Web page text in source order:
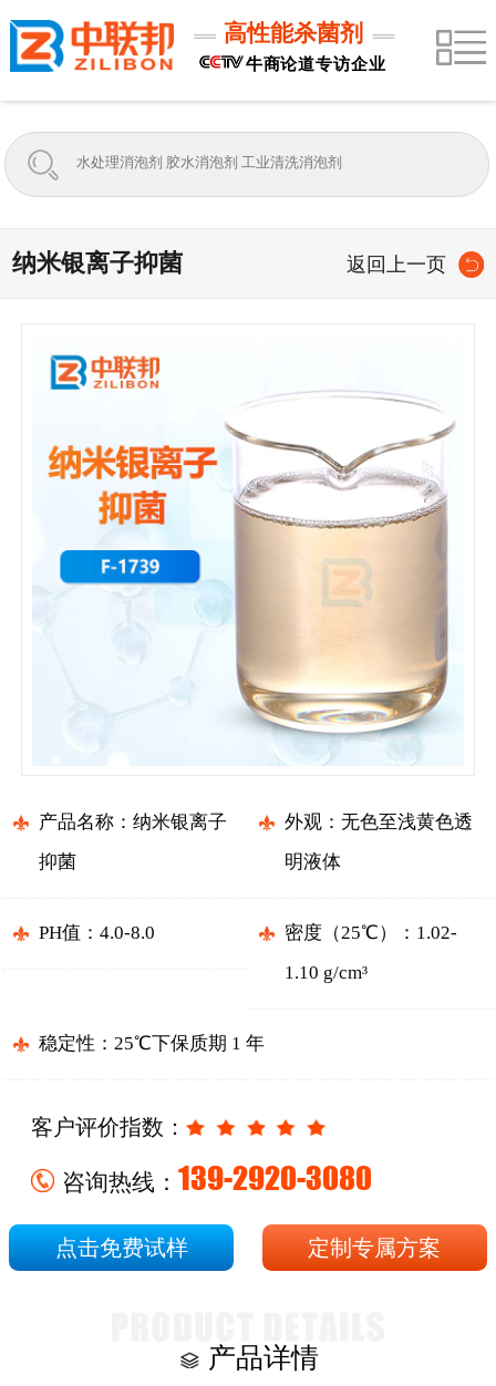
高性能杀菌剂
牛商论道专访企业
纳米银离子抑菌 返回上一页
产品名称：纳米银离子
抑菌
外观：无色至浅黄色透
明液体
PH值：4.0-8.0
密度（25℃）：1.02-
1.10 g/cm³
稳定性：25℃下保质期 1 年
客户评价指数：
咨询热线： 139-2920-3080
点击免费试样 定制专属方案
产品详情